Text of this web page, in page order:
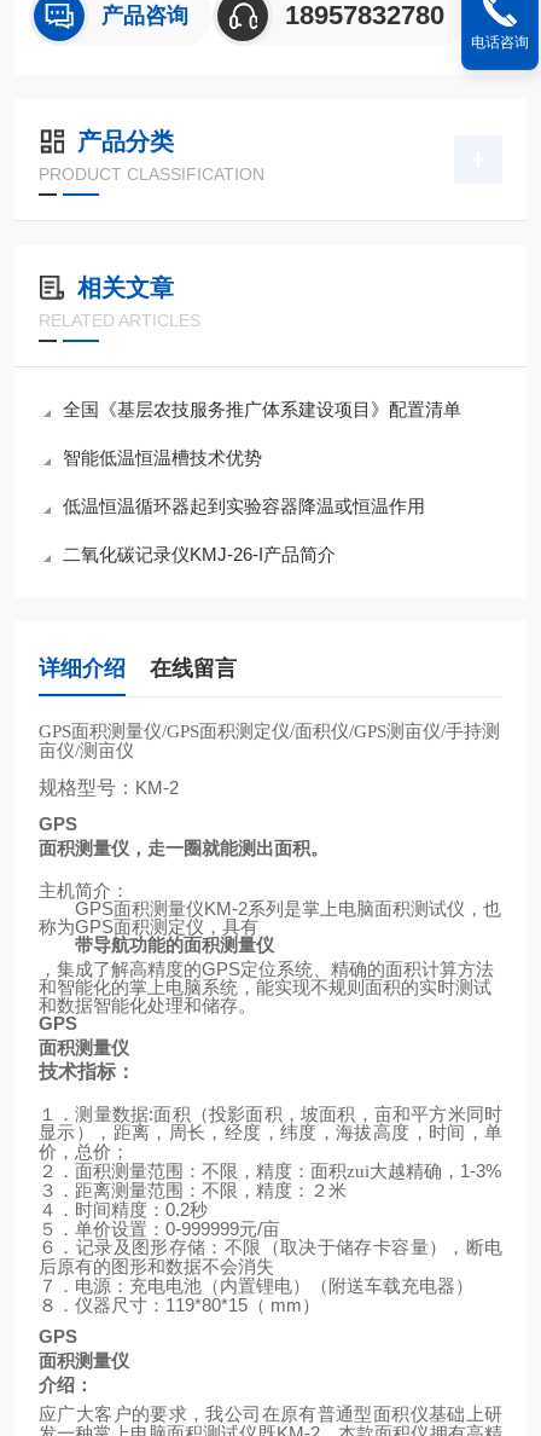
产品咨询 18957832780
产品分类
PRODUCT CLASSIFICATION
相关文章
RELATED ARTICLES
全国《基层农技服务推广体系建设项目》配置清单
智能低温恒温槽技术优势
低温恒温循环器起到实验容器降温或恒温作用
二氧化碳记录仪KMJ-26-I产品简介
详细介绍 在线留言
GPS面积测量仪/GPS面积测定仪/面积仪/GPS测亩仪/手持测
亩仪/测亩仪
规格型号： KM-2
GPS
面积测量仪，走一圈就能测出面积。
主机简介：
GPS面积测量仪KM-2系列是掌上电脑面积测试仪，也
称为GPS面积测定仪，具有
带导航功能的面积测量仪
，集成了解高精度的GPS定位系统、精确的面积计算方法
和智能化的掌上电脑系统，能实现不规则面积的实时测试
和数据智能化处理和储存。
GPS
面积测量仪
技术指标：
１．测量数据:面积（投影面积，坡面积，亩和平方米同时
显示），距离，周长，经度，纬度，海拔高度，时间，单
价，总价；
２．面积测量范围：不限，精度：面积zui大越精确， 1-3%
３．距离测量范围：不限，精度：２米
４．时间精度： 0.2秒
５．单价设置： 0-999999元/亩
６．记录及图形存储：不限（取决于储存卡容量），断电
后原有的图形和数据不会消失
７．电源：充电电池（内置锂电）
（ 附送车载充电器）
８．仪器尺寸： 119*80*15 （ mm）
GPS
面积测量仪
介绍：
应广大客户的要求，我公司在原有普通型面积仪基础上研
电话咨询